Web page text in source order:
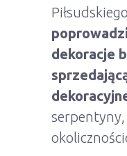
dekoracje